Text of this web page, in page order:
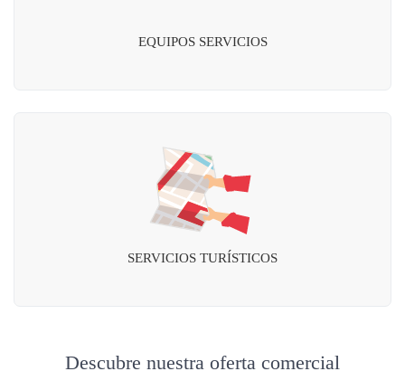
EQUIPOS SERVICIOS
SERVICIOS TURÍSTICOS
Descubre nuestra oferta comercial